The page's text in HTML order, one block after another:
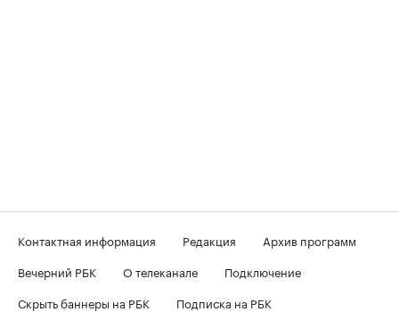
Контактная информация Редакция
Архив программ
Вечерний РБК
О телеканале
Подключение
Скрыть баннеры на РБК
Подписка на РБК